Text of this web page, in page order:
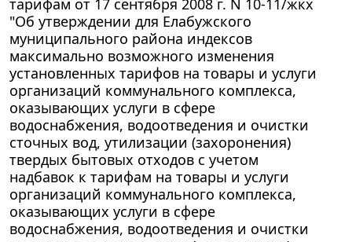
"Об утверждении для Елабужского
муниципального района индексов
максимально возможного изменения
установленных тарифов на товары и услуги
организаций коммунального комплекса,
оказывающих услуги в сфере
водоснабжения, водоотведения и очистки
сточных вод, утилизации (захоронения)
твердых бытовых отходов с учетом
надбавок к тарифам на товары и услуги
организаций коммунального комплекса,
оказывающих услуги в сфере
водоснабжения, водоотведения и очистки